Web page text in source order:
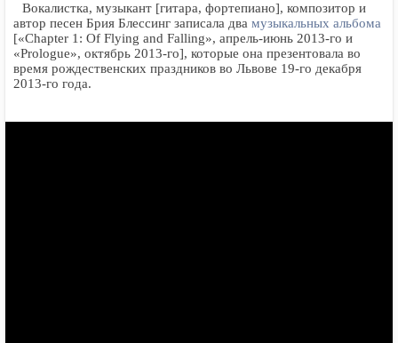
Вокалистка, музыкант [гитара, фортепиано], композитор и
автор песен Брия Блессинг записала два музыкальных альбома
[«Chapter 1: Of Flying and Falling», апрель-июнь 2013-го и
«Prologue», октябрь 2013-го], которые она презентовала во
время рождественских праздников во Львове 19-го декабря
2013-го года.